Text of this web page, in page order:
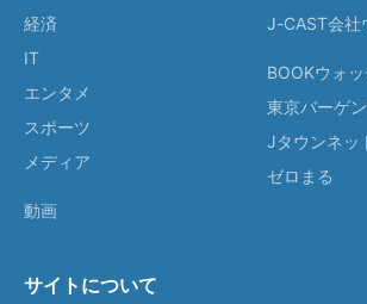
経済
IT
エンタメ
スポーツ
メディア
動画
J-CAST会社
BOOKウォ
東京バーゲ
Jタウンネッ
ゼロまる
サイトについて